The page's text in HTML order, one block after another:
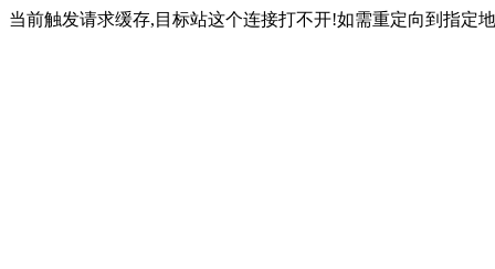
当前触发请求缓存,目标站这个连接打不开!如需重定向到指定